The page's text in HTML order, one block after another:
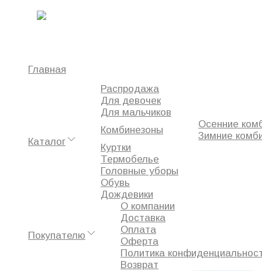
Главная
Каталог
Распродажа
Для девочек
Для мальчиков
Комбинезоны
Осенние
Зимние
Куртки
Термобелье
Головные уборы
Обувь
Дождевики
Покупателю
О компании
Доставка
Оплата
Оферта
Политика
Возврат
Просмотренное
Главная